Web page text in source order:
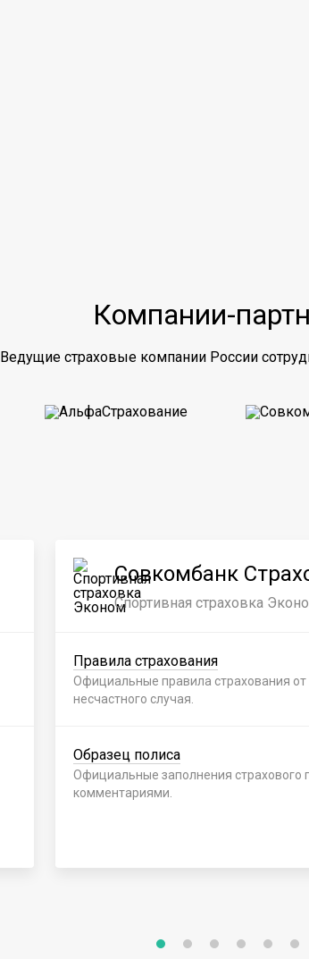
Компании-
Ведущие страховые компании России
Совкомбанк
Спортивная страховка
Правила страхования
Официальные правила страхования от
несчастного случая.
Образец полиса
Официальные заполнения страхового
комментариями.